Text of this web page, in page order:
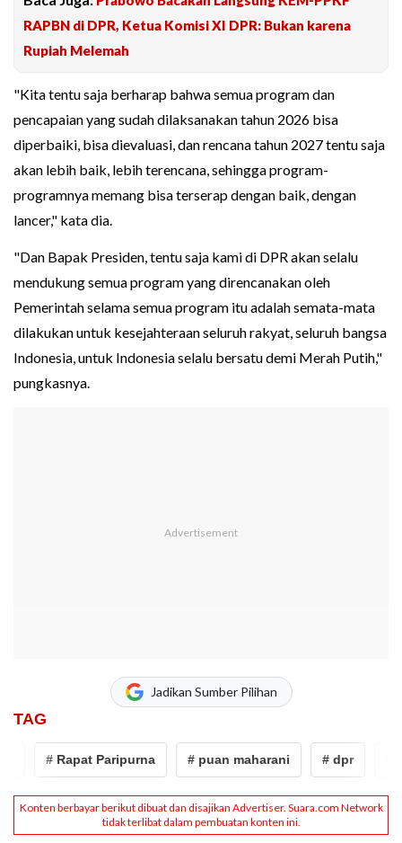
RAPBN di DPR, Ketua Komisi XI DPR: Bukan karena
Rupiah Melemah
"Kita tentu saja berharap bahwa semua program dan
pencapaian yang sudah dilaksanakan tahun 2026 bisa
diperbaiki, bisa dievaluasi, dan rencana tahun 2027 tentu saja
akan lebih baik, lebih terencana, sehingga program-
programnya memang bisa terserap dengan baik, dengan
lancer," kata dia.
"Dan Bapak Presiden, tentu saja kami di DPR akan selalu
mendukung semua program yang direncanakan oleh
Pemerintah selama semua program itu adalah semata-mata
dilakukan untuk kesejahteraan seluruh rakyat, seluruh bangsa
Indonesia, untuk Indonesia selalu bersatu demi Merah Putih,"
pungkasnya.
Jadikan Sumber Pilihan
TAG
# Rapat Paripurna # puan maharani # dpr